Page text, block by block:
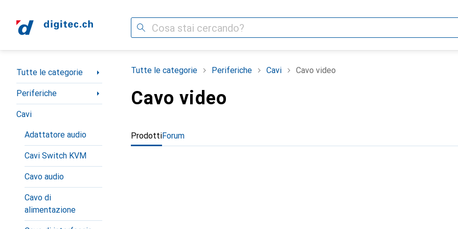
Cerca
Categoria Navigazione
Tutte le categorie
Periferiche
Cavi
Adattatore audio
Cavi Switch KVM
Cavo audio
Cavo di
alimentazione
Tutte le categorie Periferiche Cavi Cavo video
Cavo video
ProdottiForum